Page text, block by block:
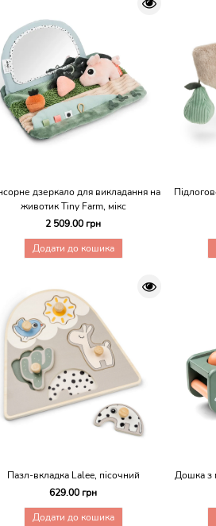
дзеркало для викладання на
животик Tiny Farm, мікс
2 509.00 грн
Додати до кошика
Пазл-вкладка Lalee, пісочний
629.00 грн
Додати до кошика
Дошка з